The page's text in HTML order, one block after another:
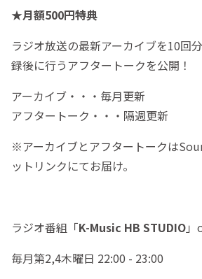
★月額500円特典
ラジオ放送の最新アーカイブを10回
録後に行うアフタートークを公開！
アーカイブ・・・毎月更新
アフタートーク・・・隔週更新
※アーカイブとアフタートークは
ットリンクにてお届け。
ラジオ番組「K-Music HB STUDIO
毎月第2,4木曜日 22:00 - 23:00